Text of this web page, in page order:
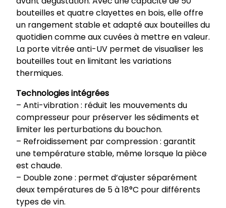
bouteilles et quatre clayettes en bois, elle offre
un rangement stable et adapté aux bouteilles du
quotidien comme aux cuvées à mettre en valeur.
La porte vitrée anti-UV permet de visualiser les
bouteilles tout en limitant les variations
thermiques.
Technologies intégrées
– Anti-vibration : réduit les mouvements du
compresseur pour préserver les sédiments et
limiter les perturbations du bouchon.
– Refroidissement par compression : garantit
une température stable, même lorsque la pièce
est chaude.
– Double zone : permet d’ajuster séparément
deux températures de 5 à 18°C pour différents
types de vin.